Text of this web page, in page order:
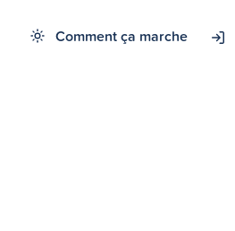
Comment ça marche